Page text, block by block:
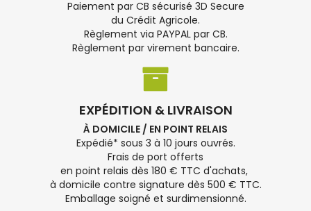
Paiement par CB sécurisé 3D Secure
du Crédit Agricole.
Règlement via PAYPAL par CB.
Règlement par virement bancaire.
EXPÉDITION & LIVRAISON
À DOMICILE / EN POINT RELAIS
Expédié* sous 3 à 10 jours ouvrés.
Frais de port offerts
en point relais dès 180 € TTC d'achats,
à domicile contre signature dès 500 € TTC.
Emballage soigné et surdimensionné.